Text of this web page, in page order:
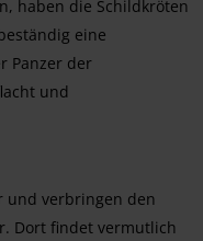
haben die Schildkröten
eine
Panzer der
und
und verbringen den
Dort findet vermutlich